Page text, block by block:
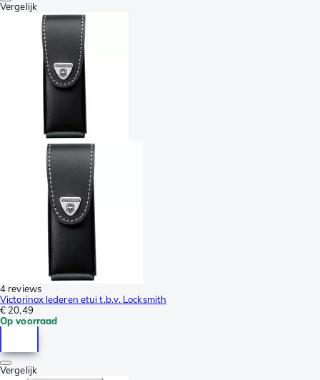
Vergelijk
4 reviews
Victorinox lederen etui t.b.v. Locksmith
€ 20,49
Op voorraad
Vergelijk